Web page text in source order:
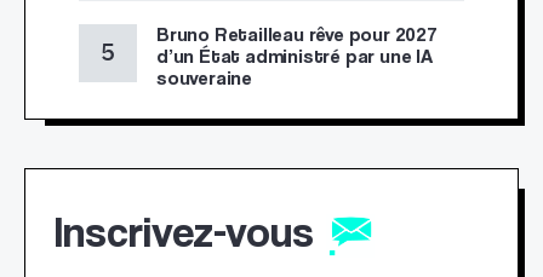
Bruno Retailleau rêve pour 2027
d’un État administré par une IA
souveraine
Inscrivez-vous